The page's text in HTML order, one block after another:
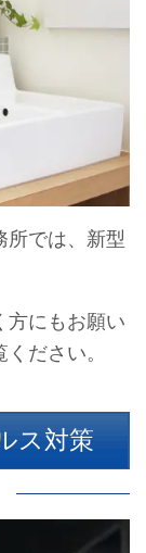
所では、新型
方にもお願い
ださい。
ス対策